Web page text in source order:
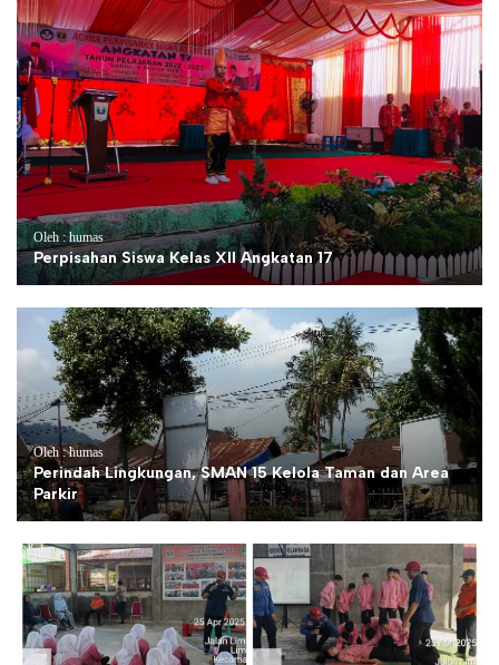
Oleh : humas
Perpisahan Siswa Kelas XII Angkatan 17
Oleh : humas
Perindah Lingkungan, SMAN 15 Kelola Taman dan Area
Parkir